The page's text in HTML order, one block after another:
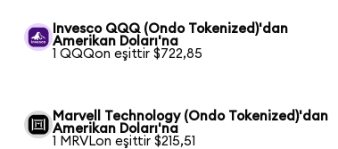
Invesco QQQ (Ondo Tokenized)'dan
Amerikan Doları'na
1 QQQon eşittir $722,85
Marvell Technology (Ondo Tokenized)'dan
Amerikan Doları'na
1 MRVLon eşittir $215,51